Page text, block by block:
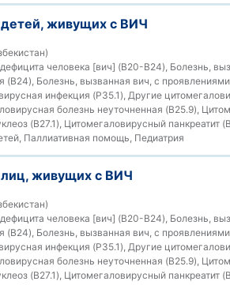
детей, живущих с ВИЧ
человека [вич] (B20-B24), Болезнь,
(B24), Болезнь, вызванная вич, с
инфекция (P35.1), Другие
болезнь неуточненная (B25.9),
(B27.1), Цитомегаловирусный панкреатит
Паллиативная помощь, Педиатрия
лиц, живущих с ВИЧ
человека [вич] (B20-B24), Болезнь,
(B24), Болезнь, вызванная вич, с
инфекция (P35.1), Другие
болезнь неуточненная (B25.9),
(B27.1), Цитомегаловирусный панкреатит